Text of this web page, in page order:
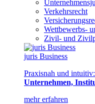
Verkehrsrecht
Wettbewerbs-
Zivil- und
juris Business
Praxisnah und
Unternehmen,
mehr erfahren